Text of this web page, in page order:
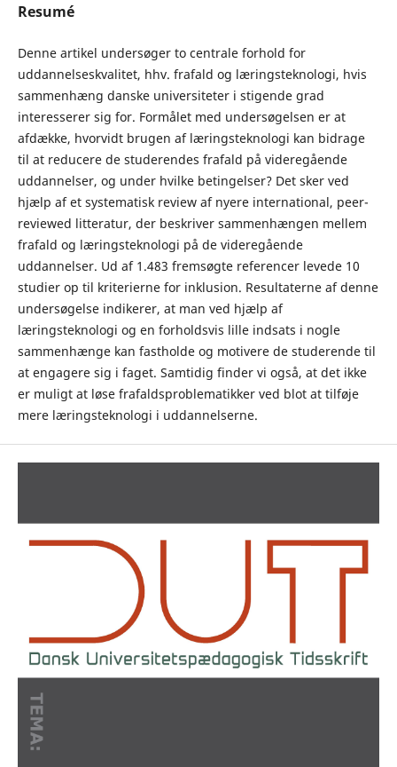
Resumé
Denne artikel undersøger to centrale forhold for
uddannelseskvalitet, hhv. frafald og læringsteknologi, hvis
sammenhæng danske universiteter i stigende grad
interesserer sig for. Formålet med undersøgelsen er at
afdække, hvorvidt brugen af læringsteknologi kan bidrage
til at reducere de studerendes frafald på videregående
uddannelser, og under hvilke betingelser? Det sker ved
hjælp af et systematisk review af nyere international, peer-
reviewed litteratur, der beskriver sammenhængen mellem
frafald og læringsteknologi på de videregående
uddannelser. Ud af 1.483 fremsøgte referencer levede 10
studier op til kriterierne for inklusion. Resultaterne af denne
undersøgelse indikerer, at man ved hjælp af
læringsteknologi og en forholdsvis lille indsats i nogle
sammenhænge kan fastholde og motivere de studerende til
at engagere sig i faget. Samtidig finder vi også, at det ikke
er muligt at løse frafaldsproblematikker ved blot at tilføje
mere læringsteknologi i uddannelserne.